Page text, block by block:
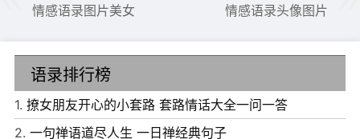
6、相信自己，面对开始：任何大的成功，都是从小事积累
起来的。
情感语录图片美女 情感语录头像图片
语录排行榜
1. 撩女朋友开心的小套路 套路情话大全一问一答
2. 一句禅语道尽人生 一日禅经典句子